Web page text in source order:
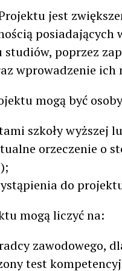
aktorstwo teatru lalek
reżyseria teatru lalek
jest
poprzez
wprowadzenie ich
mogą być
szkoły wyższej
orzeczenie o
do
mogą liczyć na:
zawodowego,
test